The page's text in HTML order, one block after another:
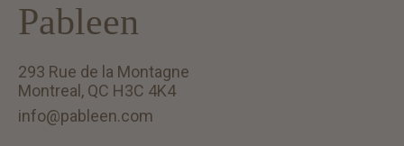
Pableen
293 Rue de la Montagne
Montreal, QC H3C 4K4
info@pableen.com